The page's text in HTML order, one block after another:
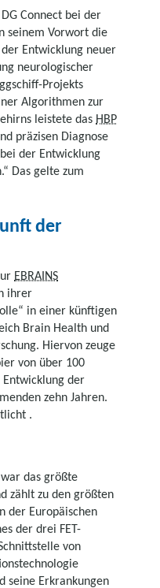
Connect bei der
seinem Vorwort die
Entwicklung neuer
neurologischer
Projekts
Algorithmen zur
leistete das HBP
präzisen Diagnose
der Entwicklung
Das gelte zum
der
EBRAINS
ihrer
in einer künftigen
Brain Health und
Hiervon zeuge
von über 100
der
zehn Jahren.
.
war das größte
zählt zu den größten
der Europäischen
der drei FET-
von
seine Erkrankungen